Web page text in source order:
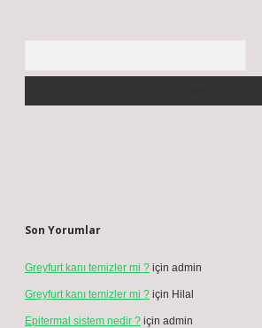
Son Yorumlar
Greyfurt kanı temizler mi ? için admin
Greyfurt kanı temizler mi ? için Hilal
Epitermal sistem nedir ? için admin